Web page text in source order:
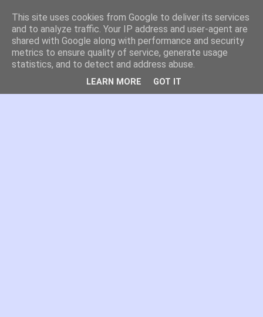
es por madrid
El blog de Madrid y su actualidad, proyectos, transporte,
movilidad, arquitectura, participación, medio ambiente,
educación, empleo, ...
This site uses cookies from Google to deliver its services
and to analyze traffic. Your IP address and user-agent are
shared with Google along with performance and security
metrics to ensure quality of service, generate usage
statistics, and to detect and address abuse.
LEARN MORE GOT IT